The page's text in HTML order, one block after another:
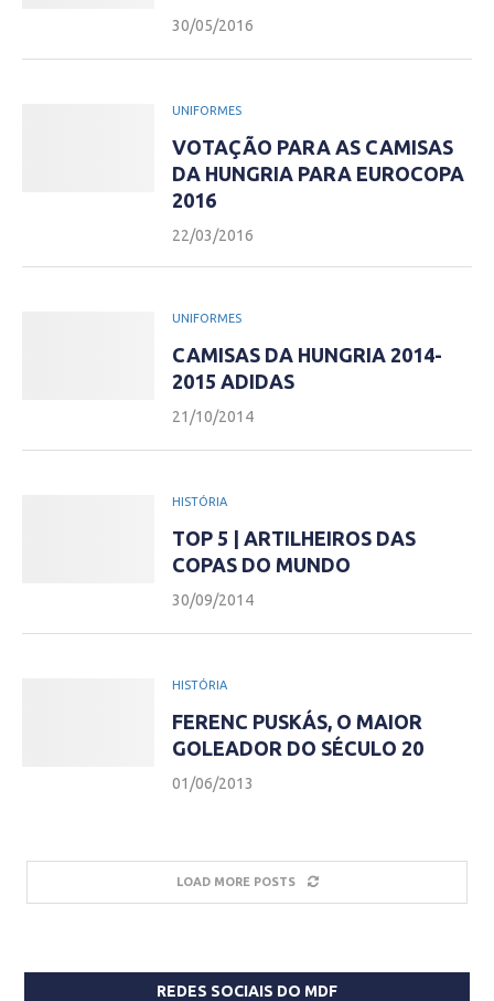
30/05/2016
UNIFORMES
VOTAÇÃO PARA AS CAMISAS
DA HUNGRIA PARA EUROCOPA
2016
22/03/2016
UNIFORMES
CAMISAS DA HUNGRIA 2014-
2015 ADIDAS
21/10/2014
HISTÓRIA
TOP 5 | ARTILHEIROS DAS
COPAS DO MUNDO
30/09/2014
HISTÓRIA
FERENC PUSKÁS, O MAIOR
GOLEADOR DO SÉCULO 20
01/06/2013
LOAD MORE POSTS
REDES SOCIAIS DO MDF